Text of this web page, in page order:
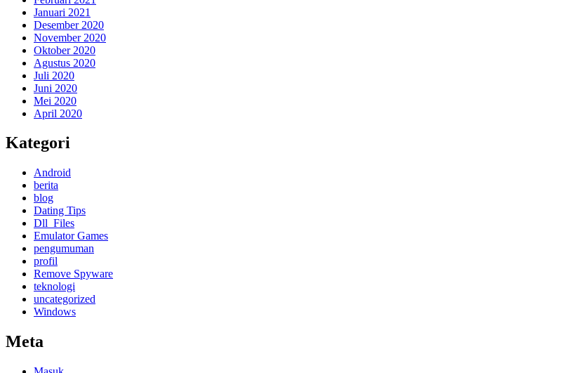
Januari 2021
Desember 2020
November 2020
Oktober 2020
Agustus 2020
Juli 2020
Juni 2020
Mei 2020
April 2020
Kategori
Android
berita
blog
Dating Tips
Dll_Files
Emulator Games
pengumuman
profil
Remove Spyware
teknologi
uncategorized
Windows
Meta